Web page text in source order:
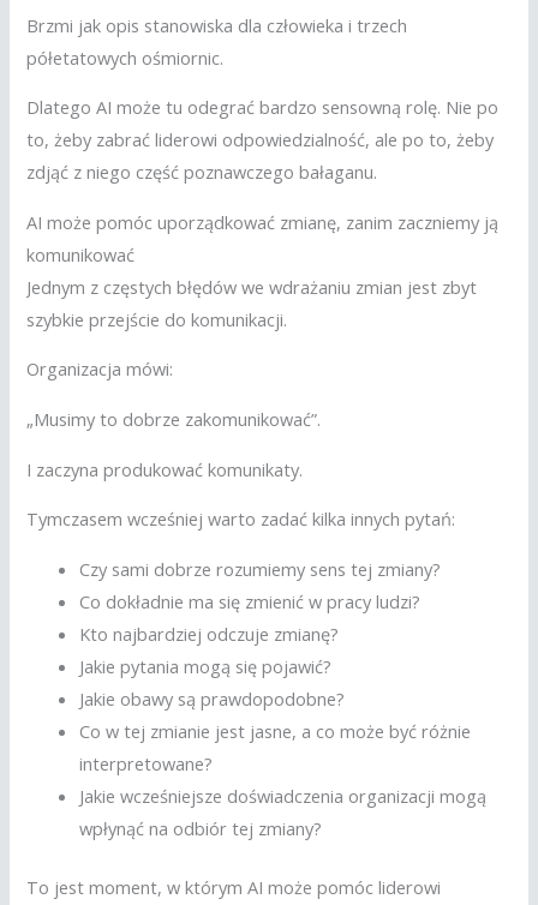
Brzmi jak opis stanowiska dla człowieka i trzech
półetatowych ośmiornic.
Dlatego AI może tu odegrać bardzo sensowną rolę. Nie po
to, żeby zabrać liderowi odpowiedzialność, ale po to, żeby
zdjąć z niego część poznawczego bałaganu.
AI może pomóc uporządkować zmianę, zanim zaczniemy ją
komunikować
Jednym z częstych błędów we wdrażaniu zmian jest zbyt
szybkie przejście do komunikacji.
Organizacja mówi:
„Musimy to dobrze zakomunikować”.
I zaczyna produkować komunikaty.
Tymczasem wcześniej warto zadać kilka innych pytań:
Czy sami dobrze rozumiemy sens tej zmiany?
Co dokładnie ma się zmienić w pracy ludzi?
Kto najbardziej odczuje zmianę?
Jakie pytania mogą się pojawić?
Jakie obawy są prawdopodobne?
Co w tej zmianie jest jasne, a co może być różnie
interpretowane?
Jakie wcześniejsze doświadczenia organizacji mogą
wpłynąć na odbiór tej zmiany?
To jest moment, w którym AI może pomóc liderowi